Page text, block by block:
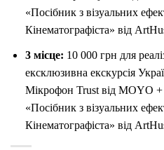
«Посібник з візуальних
Кінематографіста» від
3 місце: 10 000 грн для
ексклюзивна екскурсія
Мікрофон Trust від MOYO
«Посібник з візуальних
Кінематографіста» від